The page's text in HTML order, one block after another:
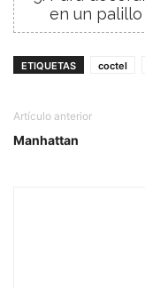
en un
ETIQUETAS coctel
Artículo anterior
Manhattan